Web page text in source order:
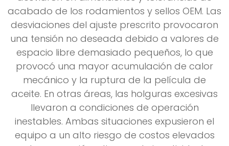
acabado de los rodamientos y sellos OEM. Las
desviaciones del ajuste prescrito provocaron
una tensión no deseada debido a valores de
espacio libre demasiado pequeños, lo que
provocó una mayor acumulación de calor
mecánico y la ruptura de la película de
aceite. En otras áreas, las holguras excesivas
llevaron a condiciones de operación
inestables. Ambas situaciones expusieron el
equipo a un alto riesgo de costos elevados